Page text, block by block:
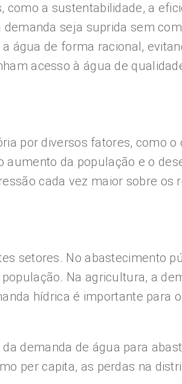
a sustentabilidade, a
seja suprida sem
água de forma racional,
acesso à água de
por diversos fatores, como
da população e o
cada vez maior sobre os
setores. No abastecimento
Na agricultura, a
hídrica é importante para
demanda de água para
per capita, as perdas na